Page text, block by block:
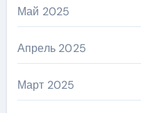
Май 2025
Апрель 2025
Март 2025